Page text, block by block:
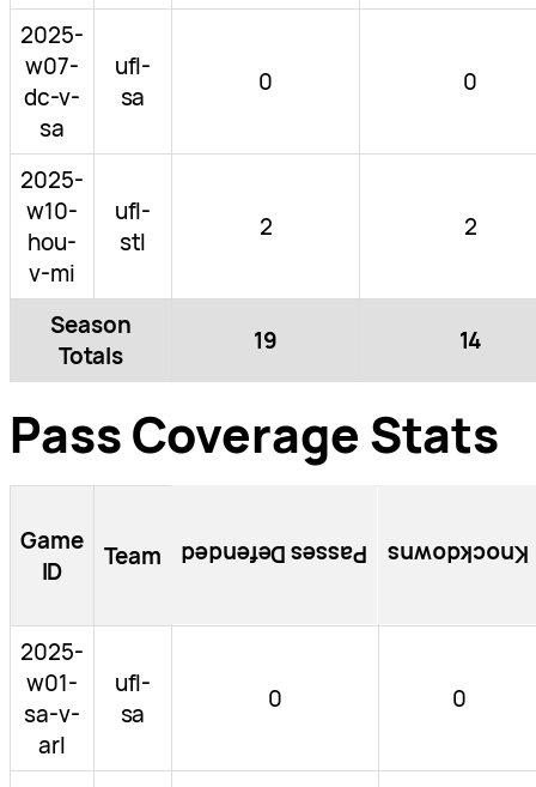
2025-
w07-
dc-v-
sa
ufl-
sa
0 0
2025-
w10-
hou-
v-mi
ufl-
stl
2 2
Season
Totals
19 14
Pass Coverage Stats
Game
ID
Team Passes Defended Knockdowns
2025-
w01-
sa-v-
arl
ufl-
sa
0 0